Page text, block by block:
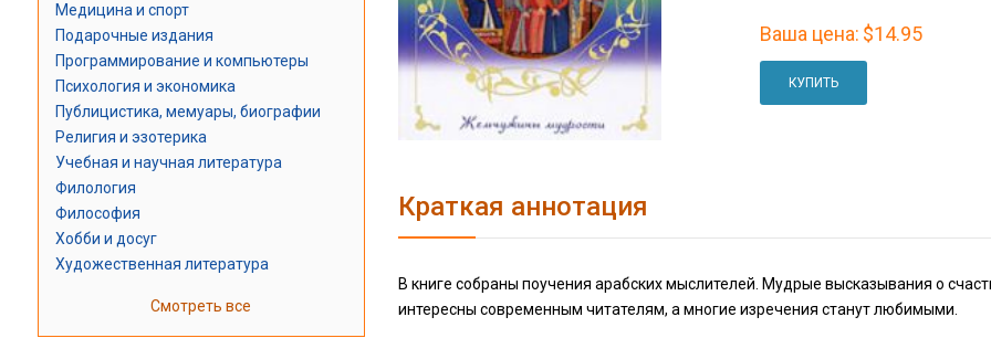
Медицина и спорт
Подарочные издания
Программирование и компьютеры
Психология и экономика
Публицистика, мемуары, биографии
Религия и эзотерика
Учебная и научная литература
Филология
Философия
Хобби и досуг
Художественная литература
Смотреть все
Ваша цена: $14.95
КУПИТЬ
Краткая аннотация
В книге собраны поучения арабских мыслителей. Мудрые высказывания о
интересны современным читателям, а многие изречения станут любимыми.